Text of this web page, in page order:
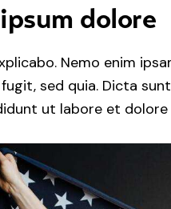
dolore
Nemo enim
sed quia. Dicta
ut labore et dolore